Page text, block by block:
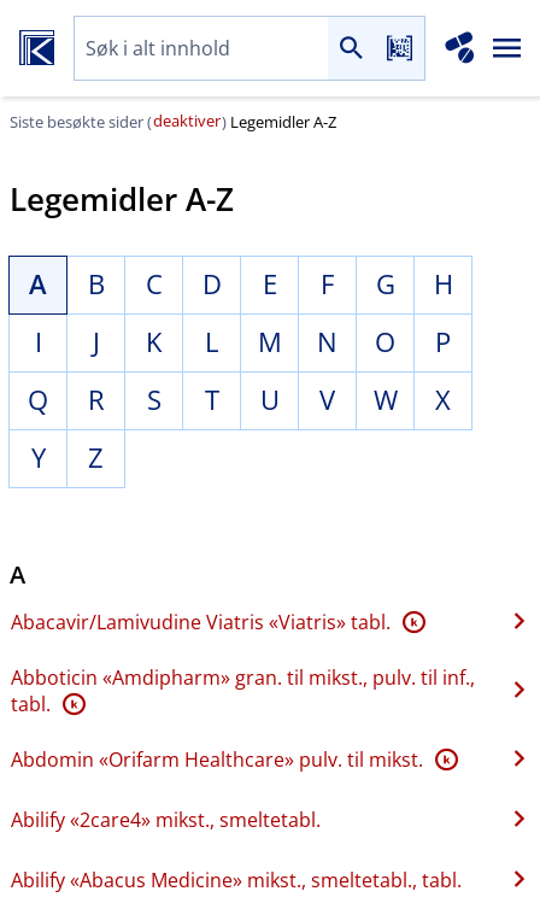
Siste besøkte sider (deaktiver) Legemidler A-Z
Legemidler A-Z
A B C D E F G
H
I
J K L M N O
P
Q
R S T U V W
X
Y
Z
A
Abacavir​/​Lamivudine Viatris «Viatris» tabl. K
Abboticin «Amdipharm» gran. til mikst., pulv. til inf.,
tabl. K
Abdomin «Orifarm Healthcare» pulv. til mikst. K
Abilify «2care4» mikst., smeltetabl.
Abilify «Abacus Medicine» mikst., smeltetabl., tabl.